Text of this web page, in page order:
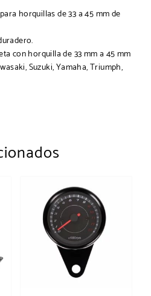
horquillas de 33 a 45 mm de
con horquilla de 33 mm a 45 mm
Suzuki, Yamaha, Triumph,